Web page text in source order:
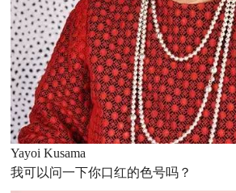
Yayoi Kusama
我可以问一下你口红的色号吗？